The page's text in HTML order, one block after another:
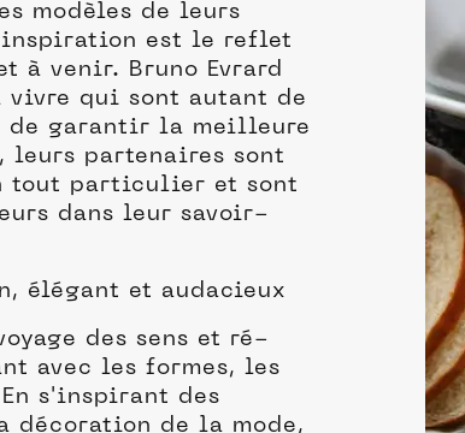
modèles de leurs
est le reflet
à venir. Bruno Evrard
vivre qui sont autant de
de garantir la meilleure
partenaires sont
tout particulier et sont
dans leur savoir-
élégant et audacieux
des sens et ré-
avec les formes, les
s'inspirant des
décoration de la mode,